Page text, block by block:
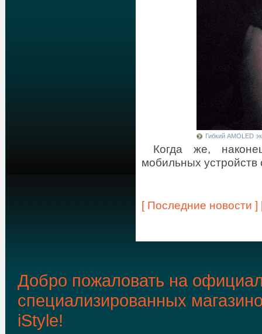
Гибкий AMOLED
Когда же,
мобильных
[ Последние новости ]
Добро пожаловать на
специализированных
iStyle!